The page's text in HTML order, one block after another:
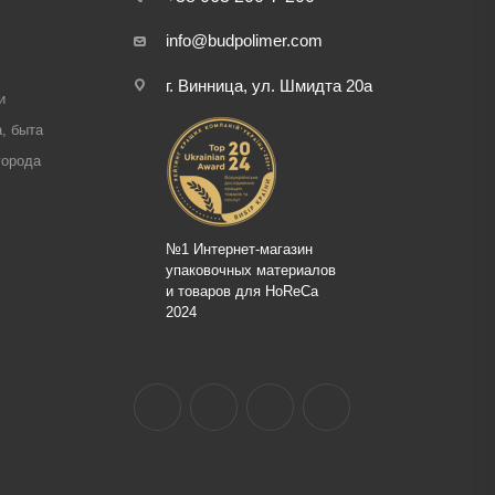
быта
info@budpolimer.com
г. Винница, ул. Шмидта 20а
№1 Интернет-магазин
упаковочных материалов
и товаров для HoReCa
2024